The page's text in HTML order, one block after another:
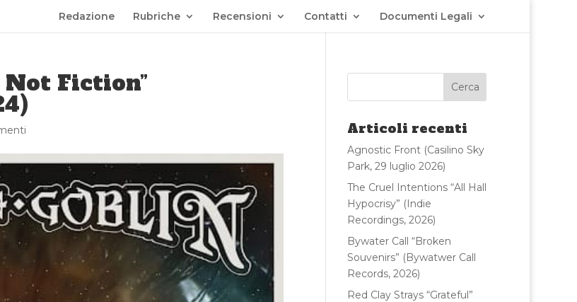
Redazione Rubriche Recensioni Contatti Documenti Legali
Not Fiction”
Articoli recenti
Agnostic Front (Casilino Sky
Park, 29 luglio 2026)
The Cruel Intentions “All Hall
Hypocrisy” (Indie
Recordings, 2026)
Bywater Call “Broken
Souvenirs” (Bywatwer Call
Records, 2026)
Red Clay Strays “Grateful”